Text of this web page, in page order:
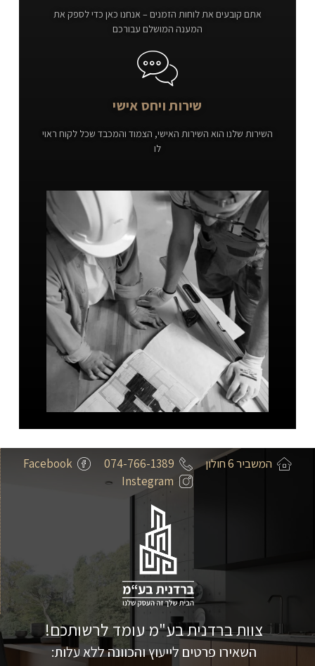
אתם קובעים את לוחות הזמנים – אנחנו כאן כדי לספק את
המענה המושלם עבורכם
שירות ויחס אישי
השירות שלנו הוא השירות האישי, הצמוד והמכבד שכל לקוח ראוי
לו
המשביר 6 חולון 074-766-1389
Facebook
Instegram
צוות ברדנית בע"מ עומד לרשותכם!
השאירו פרטים לייעוץ והכוונה ללא עלות: